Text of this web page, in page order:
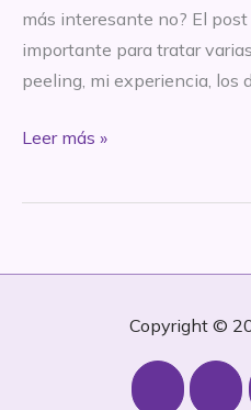
más interesante no? El
importante para tratar
peeling, mi experiencia, los
BEAUTY
peelings
Leer más »
Copyright ©